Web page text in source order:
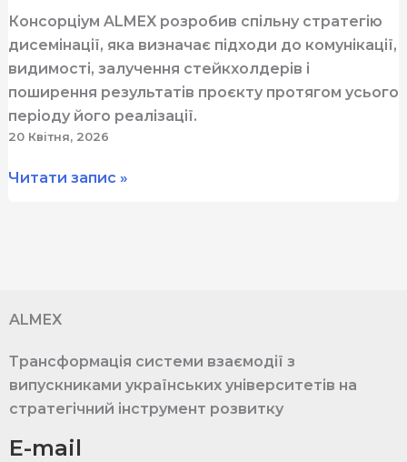
Консорціум ALMEX розробив спільну стратегію
дисемінації, яка визначає підходи до комунікації,
видимості, залучення стейкхолдерів і
поширення результатів проєкту протягом усього
періоду його реалізації.
20 Квітня, 2026
Дисемінація
результати
залучатиме
спільноту
Читати запис »
ALMEX
Трансформація системи взаємодії з
випускниками українських університетів на
стратегічний інструмент розвитку
E-mail